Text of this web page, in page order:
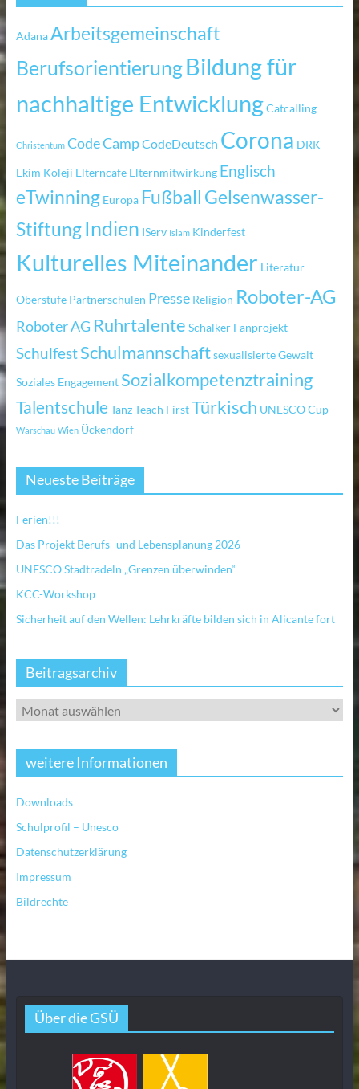
AdanaArbeitsgemeinschaft
BerufsorientierungBildung für
nachhaltige EntwicklungCatcalling
Christentum Code CampCodeDeutsch Corona DRK
Ekim Koleji Elterncafe Elternmitwirkung Englisch
eTwinning Europa Fußball Gelsenwasser-
StiftungIndien IServ Islam Kinderfest
Kulturelles Miteinander Literatur
Oberstufe Partnerschulen Presse Religion Roboter-AG
Roboter AG Ruhrtalente Schalker Fanprojekt
SchulfestSchulmannschaftsexualisierte Gewalt
Soziales Engagement Sozialkompetenztraining
TalentschuleTanzTeach FirstTürkisch UNESCO Cup
Warschau Wien Ückendorf
Neueste Beiträge
Ferien!!!
Das Projekt Berufs- und Lebensplanung 2026
UNESCO Stadtradeln „Grenzen überwinden“
KCC-Workshop
Sicherheit auf den Wellen: Lehrkräfte bilden sich in Alicante fort
Beitragsarchiv
weitere Informationen
Downloads
Schulprofil – Unesco
Datenschutzerklärung
Impressum
Bildrechte
Über die GSÜ